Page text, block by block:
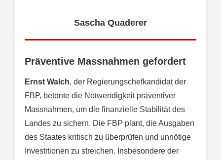
Sascha Quaderer
Präventive Massnahmen gefordert
Ernst Walch, der Regierungschefkandidat der
FBP, betonte die Notwendigkeit präventiver
Massnahmen, um die finanzielle Stabilität des
Landes zu sichern. Die FBP plant, die Ausgaben
des Staates kritisch zu überprüfen und unnötige
Investitionen zu streichen. Insbesondere der